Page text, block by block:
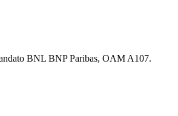
BNL BNP Paribas, OAM A107.